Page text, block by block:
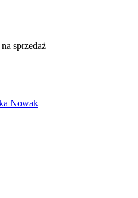
na sprzedaż